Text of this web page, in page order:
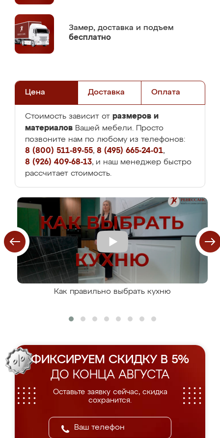
Замер, доставка и подъем
бесплатно
Цена Доставка Оплата
Стоимость зависит от размеров и
материалов Вашей мебели. Просто
позвоните нам по любому из телефонов:
8 (800) 511-89-55, 8 (495) 665-24-01,
8 (926) 409-68-13, и наш менеджер быстро
рассчитает стоимость.
Как правильно выбрать кухню
ФИКСИРУЕМ СКИДКУ В 5%
ДО КОНЦА АВГУСТА
Оставьте заявку сейчас, скидка
сохранится.